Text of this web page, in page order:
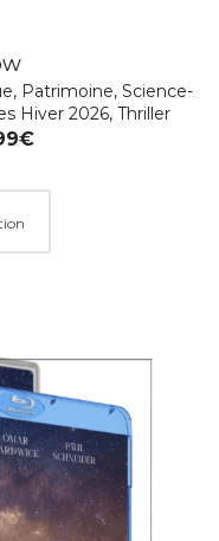
, Patrimoine, Science-
Hiver 2026, Thriller
€